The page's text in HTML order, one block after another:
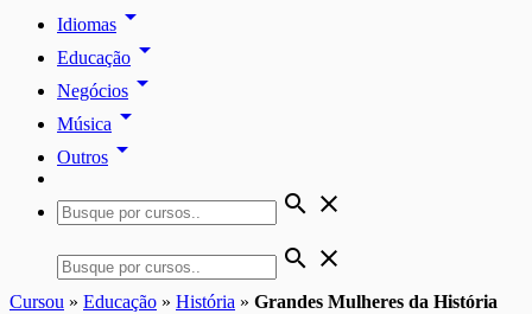
Idiomas arrow_drop_down
Educação arrow_drop_down
Negócios arrow_drop_down
Música arrow_drop_down
Outros arrow_drop_down
search close
search close
Cursou » Educação » História » Grandes Mulheres da História